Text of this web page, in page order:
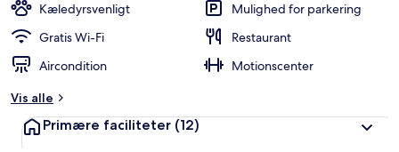
Kæledyrsvenligt
Mulighed for parkering
Gratis Wi-Fi
Restaurant
Aircondition
Motionscenter
Vis alle
Primære faciliteter (12)